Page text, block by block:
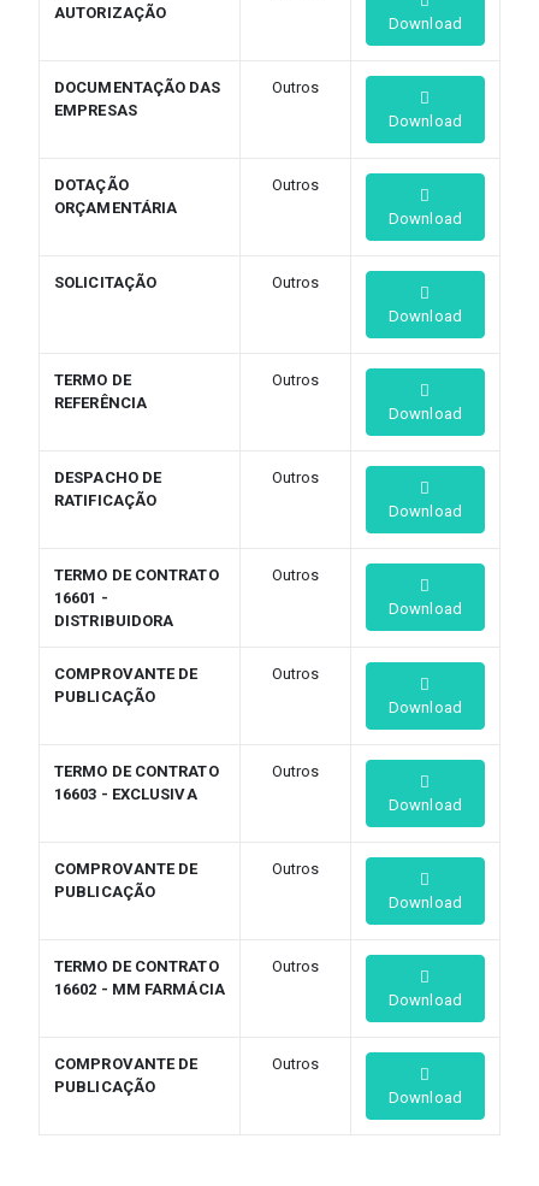
AUTORIZAÇÃO
Download
DOCUMENTAÇÃO DAS
EMPRESAS
Outros
Download
DOTAÇÃO
ORÇAMENTÁRIA
Outros
Download
SOLICITAÇÃO
Outros
Download
TERMO DE
REFERÊNCIA
Outros
Download
DESPACHO DE
RATIFICAÇÃO
Outros
Download
TERMO DE CONTRATO
16601 -
DISTRIBUIDORA
Outros
Download
COMPROVANTE DE
PUBLICAÇÃO
Outros
Download
TERMO DE CONTRATO
16603 - EXCLUSIVA
Outros
Download
COMPROVANTE DE
PUBLICAÇÃO
Outros
Download
TERMO DE CONTRATO
16602 - MM FARMÁCIA
Outros
Download
COMPROVANTE DE
PUBLICAÇÃO
Outros
Download